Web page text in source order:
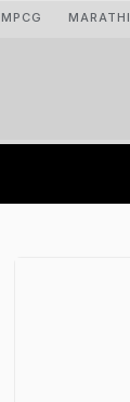
MPCG MARATHI